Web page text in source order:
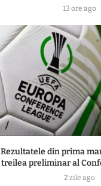
13 ore ago
Rezultatele din prima
treilea preliminar al
2 zile ago